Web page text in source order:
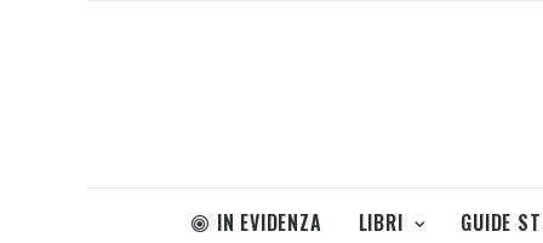
IN EVIDENZA LIBRI GUIDE